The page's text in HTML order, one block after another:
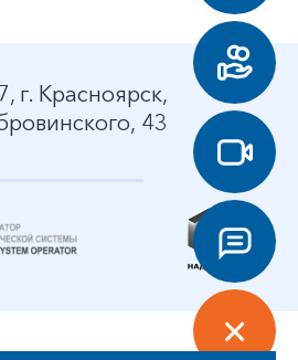
г. Красноярск,
43